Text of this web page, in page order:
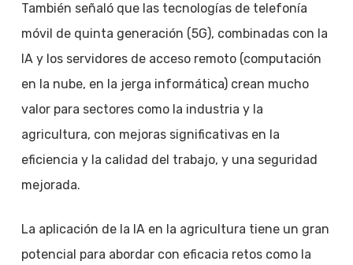
También señaló que las tecnologías de telefonía
móvil de quinta generación (5G), combinadas con la
IA y los servidores de acceso remoto (computación
en la nube, en la jerga informática) crean mucho
valor para sectores como la industria y la
agricultura, con mejoras significativas en la
eficiencia y la calidad del trabajo, y una seguridad
mejorada.
La aplicación de la IA en la agricultura tiene un gran
potencial para abordar con eficacia retos como la